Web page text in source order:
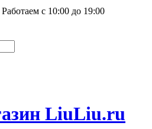
Работаем с 10:00 до 19:00